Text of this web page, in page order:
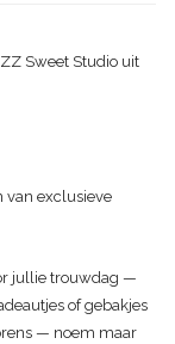
Sweet Studio uit
van exclusieve
jullie trouwdag —
of gebakjes
— noem maar